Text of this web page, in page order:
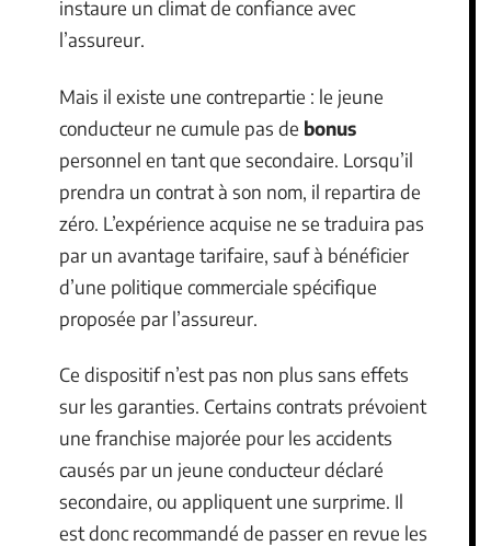
instaure un climat de confiance avec
l’assureur.
Mais il existe une contrepartie : le jeune
conducteur ne cumule pas de bonus
personnel en tant que secondaire. Lorsqu’il
prendra un contrat à son nom, il repartira de
zéro. L’expérience acquise ne se traduira pas
par un avantage tarifaire, sauf à bénéficier
d’une politique commerciale spécifique
proposée par l’assureur.
Ce dispositif n’est pas non plus sans effets
sur les garanties. Certains contrats prévoient
une franchise majorée pour les accidents
causés par un jeune conducteur déclaré
secondaire, ou appliquent une surprime. Il
est donc recommandé de passer en revue les